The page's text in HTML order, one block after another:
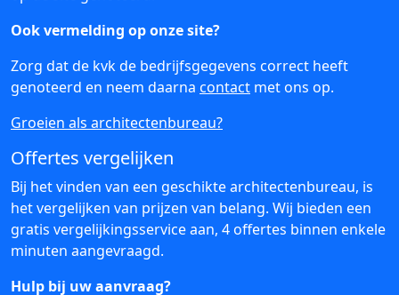
Ook vermelding op onze site?
Zorg dat de kvk de bedrijfsgegevens correct heeft
genoteerd en neem daarna contact met ons op.
Groeien als architectenbureau?
Offertes vergelijken
Bij het vinden van een geschikte architectenbureau, is
het vergelijken van prijzen van belang. Wij bieden een
gratis vergelijkingsservice aan, 4 offertes binnen enkele
minuten aangevraagd.
Hulp bij uw aanvraag?